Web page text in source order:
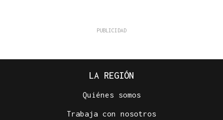
LA REGIÓN
Quiénes somos
Trabaja con nosotros